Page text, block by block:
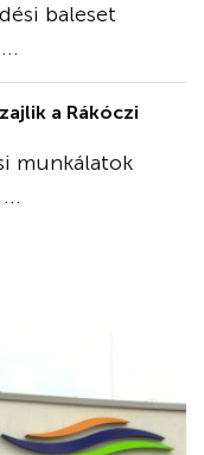
baleset
a Rákóczi
munkálatok